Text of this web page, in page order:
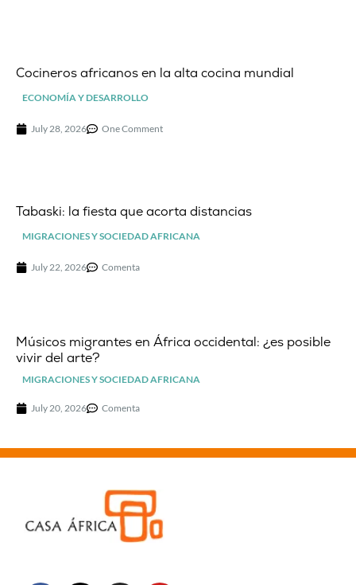
Cocineros africanos en la alta cocina mundial
ECONOMÍA Y DESARROLLO
July 28, 2026 One Comment
Tabaski: la fiesta que acorta distancias
MIGRACIONES Y SOCIEDAD AFRICANA
July 22, 2026 Comenta
Músicos migrantes en África occidental: ¿es posible
vivir del arte?
MIGRACIONES Y SOCIEDAD AFRICANA
July 20, 2026 Comenta